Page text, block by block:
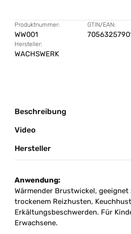
Produktnummer:
WW001
GTIN/EAN:
Hersteller:
WACHSWERK
Beschreibung
Video
Hersteller
Anwendung:
Wärmender Brustwickel,
trockenem Reizhusten,
Erkältungsbeschwerden. Für
Erwachsene.